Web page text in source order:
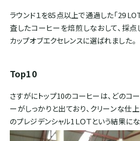
ラウンド１を85点以上で通過した「29
査したコーヒーを焙煎しなおして、採点
カップオブエクセレンスに選ばれました。
Top10
さすがにトップ10のコーヒーは、どのコ
ーがしっかりと出ており、クリーンな仕
のプレジデンシャル1ＬＯＴという結果にな
インドネシア
パプアニューギニア
CARIB
ジャマイカ